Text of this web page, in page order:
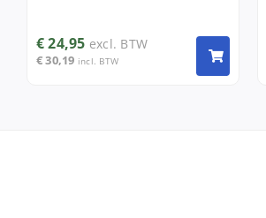
€24,95 excl. BTW
€30,19 incl. BTW